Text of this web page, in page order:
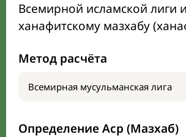
Всемирной исламской лиги и
ханафитскому мазхабу
Метод расчёта
Определение Аср (Мазхаб)